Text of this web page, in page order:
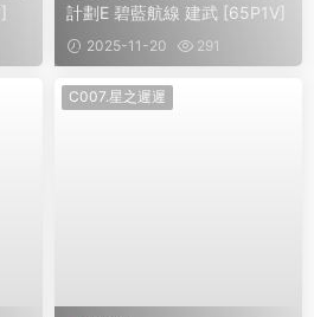
計劃E 碧藍航線 建武 [65P1V]
2025-11-20 291
C007.星之遲遲